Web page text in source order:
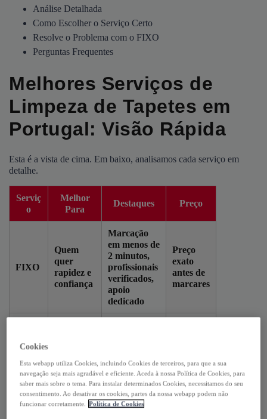
Análise Detalhada
Como Escolher o Serviço Certo
Resolve o Problema com o FIXO
Perguntas Frequentes
Melhores Serviços de
Limpeza de Tapetes em
Portugal: Visão Rápida
Esta é a vista de cima. Em baixo, analisamos cada serviço em
detalhe.
Serviç
o
Melhor
Para
Destaques Preço
FIXO
Quem
quer
rapidez e
confiança
Marcação
em menos de
2 minutos,
profissionais
verificados,
apoio
dedicado
Preço
exato
antes de
marcares
Zaask
Comparar
profissiona
is locais
Avaliações
de clientes
Média
~8€/m²
Cookies
Esta webapp utiliza Cookies, incluindo Cookies de terceiros, para que a sua
navegação seja mais agradável e eficiente. Aceda à nossa Política de Cookies, para
saber mais sobre o tema. Para instalar determinados Cookies, necessitamos do seu
consentimento. Ao desativar os cookies, partes da nossa webapp podem não
funcionar corretamente.
Política de Cookies